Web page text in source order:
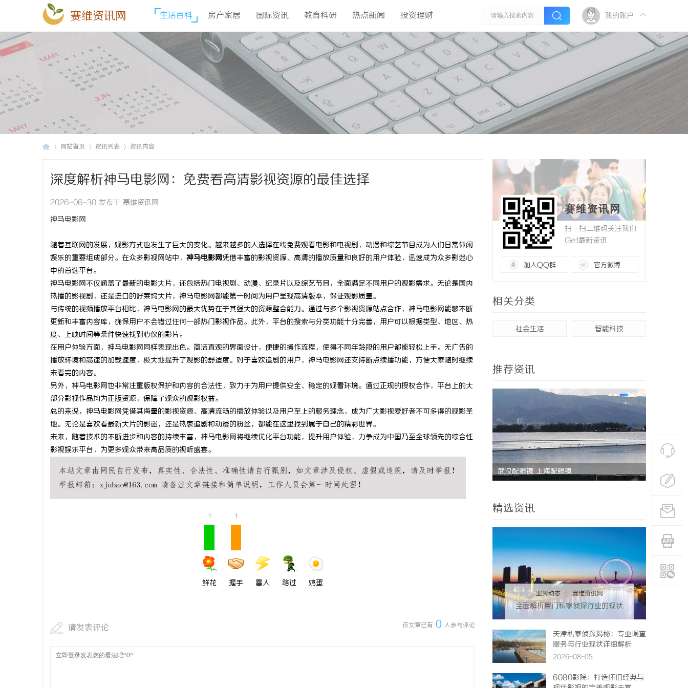
赛维资讯网 生活百科 房产家居 国际资讯 教育科研 热点新闻 投资理财 我的账户
网站首页 资讯列表 资讯内容
深度解析神马电影网：免费看高清影视资源的最佳选择
2026-06-30 发布于 赛维资讯网
神马电影网
随着互联网的发展，观影方式也发生了巨大的变化。越来越多的人选择在线免费观看电影和电视剧，动漫和综艺节目成为人们日常休闲
娱乐的重要组成部分。在众多影视网站中， 神马电影网凭借丰富的影视资源、高清的播放质量和良好的用户体验，迅速成为众多影迷心
中的首选平台。
神马电影网不仅涵盖了最新的电影大片，还包括热门电视剧、动漫、纪录片以及综艺节目，全面满足不同用户的观影需求。无论是国内
热播的影视剧，还是进口的好莱坞大片，神马电影网都能第一时间为用户呈现高清版本，保证观影质量。
与传统的视频播放平台相比，神马电影网的最大优势在于其强大的资源整合能力。通过与多个影视资源站点合作，神马电影网能够不断
更新和丰富内容库，确保用户不会错过任何一部热门影视作品。此外，平台的搜索与分类功能十分完善，用户可以根据类型、地区、热
度、上映时间等条件快速找到心仪的影片。
在用户体验方面，神马电影网同样表现出色。简洁直观的界面设计，便捷的操作流程，使得不同年龄段的用户都能轻松上手。无广告的
播放环境和高速的加载速度，极大地提升了观影的舒适度。对于喜欢追剧的用户，神马电影网还支持断点续播功能，方便大家随时继续
未看完的内容。
另外，神马电影网也非常注重版权保护和内容的合法性，致力于为用户提供安全、稳定的观看环境。通过正规的授权合作，平台上的大
部分影视作品均为正版资源，保障了观众的观影权益。
总的来说，神马电影网凭借其海量的影视资源、高清流畅的播放体验以及用户至上的服务理念，成为广大影视爱好者不可多得的观影圣
地。无论是喜欢看最新大片的影迷，还是热衷追剧和动漫的粉丝，都能在这里找到属于自己的精彩世界。
未来，随着技术的不断进步和内容的持续丰富，神马电影网将继续优化平台功能，提升用户体验，力争成为中国乃至全球领先的综合性
影视娱乐平台，为更多观众带来高品质的视听盛宴。
1
鲜花
1
握手 雷人 路过 鸡蛋
该文章已有 0 人参与评论
请发表评论
赛维资讯网
扫一扫二维码关注我们
Get最新资讯
加入QQ群 官方微博
相关分类
社会生活 智能科技
推荐资讯
武汉配眼镜 上海配眼镜 数据资产入表的“合规密钥”：北京专利律师
如何为数据知识产权登记扫清障碍
武汉配眼镜 上海配眼镜 揭秘东莞
精选资讯
业界动态 | 赛维资讯网
全面解析厦门私家侦探行业的现状
天津私家侦探揭秘：专业调查
服务与行业现状详细解析
2026-08-05
6080影院：打造怀旧经典与